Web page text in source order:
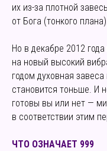
их из-за плотной
от Бога (тонкого
Но в декабре 2012
на новый высокий
годом духовная
становится тоньше. И
готовы вы или нет —
в соответствии этим
ЧТО ОЗНАЧАЕТ 999